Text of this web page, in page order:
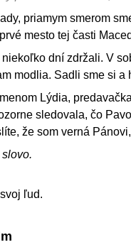
priamym smerom
mesto tej časti
dní zdržali. V
modlia. Sadli sme si
Lýdia,
sledovala, čo
že som verná
ľud.